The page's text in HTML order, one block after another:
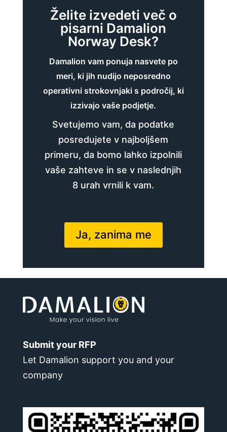
Želite izvedeti več o
pisarni Damalion
Norway Desk?
Damalion vam ponuja nasvete po
meri, ki jih nudijo neposredno
operativni strokovnjaki s področij, ki
izzivajo vaše podjetje.
Svetujemo vam, da podatke
posredujete v najboljšem
primeru, da bomo lahko izpolnili
vaše zahteve in se v naslednjih
8 urah vrnili k vam.
Ja, zanima me
Submit your RFP
Let Damalion support you and your
company